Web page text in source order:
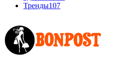
Тренды107